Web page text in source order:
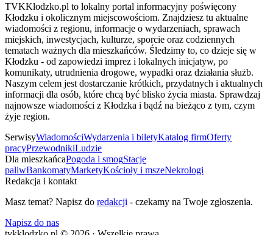
TVKKlodzko.pl to lokalny portal informacyjny poświęcony
Kłodzku i okolicznym miejscowościom. Znajdziesz tu aktualne
wiadomości z regionu, informacje o wydarzeniach, sprawach
miejskich, inwestycjach, kulturze, sporcie oraz codziennych
tematach ważnych dla mieszkańców. Śledzimy to, co dzieje się w
Kłodzku - od zapowiedzi imprez i lokalnych inicjatyw, po
komunikaty, utrudnienia drogowe, wypadki oraz działania służb.
Naszym celem jest dostarczanie krótkich, przydatnych i aktualnych
informacji dla osób, które chcą być blisko życia miasta. Sprawdzaj
najnowsze wiadomości z Kłodzka i bądź na bieżąco z tym, czym
żyje region.
SerwisyWiadomościWydarzenia i biletyKatalog firmOferty
pracyPrzewodnikiLudzie
Dla mieszkańcaPogoda i smogStacje
paliwBankomatyMarketyKościoły i mszeNekrologi
Redakcja i kontakt
Masz temat? Napisz do redakcji - czekamy na Twoje zgłoszenia.
Napisz do nas